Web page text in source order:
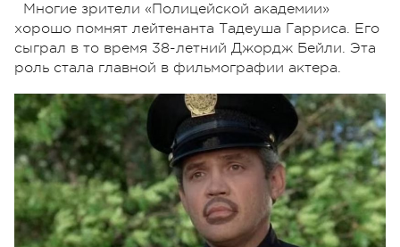
Многие зрители «Полицейской академии»
хорошо помнят лейтенанта Тадеуша Гарриса. Его
сыграл в то время 38-летний Джордж Бейли. Эта
роль стала главной в фильмографии актера.